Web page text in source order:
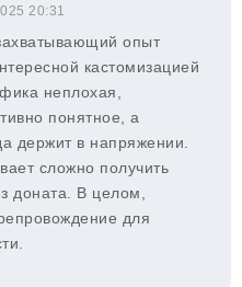
20:31
опыт
кастомизацией
неплохая,
понятное, а
держит в напряжении.
сложно получить
доната. В целом,
для